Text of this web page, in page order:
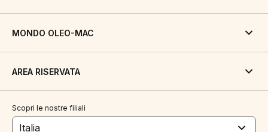
MONDO OLEO-MAC
AREA RISERVATA
Scopri le nostre filiali
Italia